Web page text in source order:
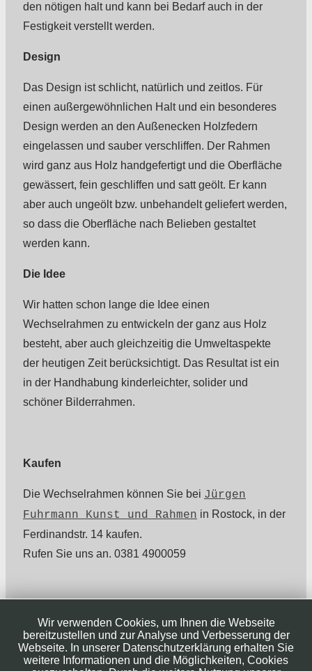
den nötigen halt und kann bei Bedarf auch in der
Festigkeit verstellt werden.
Design
Das Design ist schlicht, natürlich und zeitlos. Für
einen außergewöhnlichen Halt und ein besonderes
Design werden an den Außenecken Holzfedern
eingelassen und sauber verschliffen. Der Rahmen
wird ganz aus Holz handgefertigt und die Oberfläche
gewässert, fein geschliffen und satt geölt. Er kann
aber auch ungeölt bzw. unbehandelt geliefert werden,
so dass die Oberfläche nach Belieben gestaltet
werden kann.
Die Idee
Wir hatten schon lange die Idee einen
Wechselrahmen zu entwickeln der ganz aus Holz
besteht, aber auch gleichzeitig die Umweltaspekte
der heutigen Zeit berücksichtigt. Das Resultat ist ein
in der Handhabung kinderleichter, solider und
schöner Bilderrahmen.
Kaufen
Die Wechselrahmen können Sie bei Jürgen
Fuhrmann Kunst und Rahmen in Rostock, in der
Ferdinandstr. 14 kaufen.
Rufen Sie uns an. 0381 4900059
Wir verwenden Cookies, um Ihnen die Webseite
bereitzustellen und zur Analyse und Verbesserung der
Webseite. In unserer Datenschutzerklärung erhalten Sie
weitere Informationen und die Möglichkeiten, Cookies